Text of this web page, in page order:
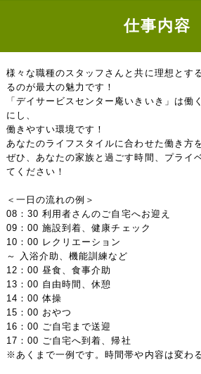
仕事内容
様々な職種のスタッフさんと共に理想とす
るのが最大の魅力です！
「デイサービスセンター庵いきいき」は働
にし、
働きやすい環境です！
あなたのライフスタイルに合わせた働き方
ぜひ、あなたの家族と過ごす時間、プライ
てください！
＜一日の流れの例＞
08：30 利用者さんのご自宅へお迎え
09：00 施設到着、健康チェック
10：00 レクリエーション
～ 入浴介助、機能訓練など
12：00 昼食、食事介助
13：00 自由時間、休憩
14：00 体操
15：00 おやつ
16：00 ご自宅まで送迎
17：00 ご自宅へ到着、帰社
※あくまで一例です。時間帯や内容は変わ